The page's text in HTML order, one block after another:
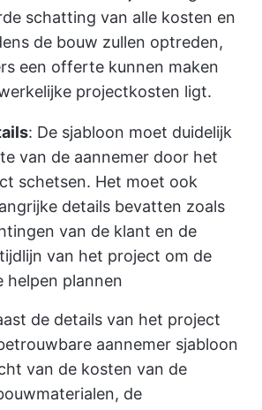
schatting van alle kosten en
de bouw zullen optreden,
een offerte kunnen maken
projectkosten ligt.
: De sjabloon moet duidelijk
van de aannemer door het
schetsen. Het moet ook
details bevatten zoals
van de klant en de
van het project om de
helpen plannen
de details van het project
aannemer sjabloon
van de kosten van de
de